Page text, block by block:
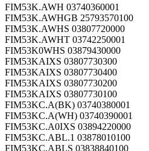
FIM53K.AWH 03740360001
FIM53K.AWHGB 25793570100
FIM53K.AWHS 03807720000
FIM53K.AWHT 03742250001
FIM53K0WHS 03879430000
FIM53KAIXS 03807730300
FIM53KAIXS 03807730400
FIM53KAIXS 03807730200
FIM53KAIXS 03807730100
FIM53KC.A(BK) 03740380001
FIM53KC.A(WH) 03740390001
FIM53KC.A0IXS 03894220000
FIM53KC.ABL.1 03878010100
FIM53KC.ABLS 03838840100